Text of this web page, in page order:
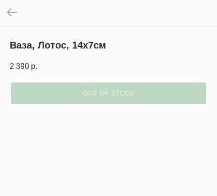
Ваза, Лотос, 14х7см
2 390 р.
OUT OF STOCK